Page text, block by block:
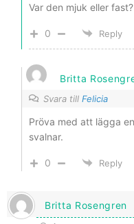
Var den mjuk eller fast?
0 Reply
Britta
Svara till Felicia
Pröva med att lägga
svalnar.
0 Reply
Britta Rosengren